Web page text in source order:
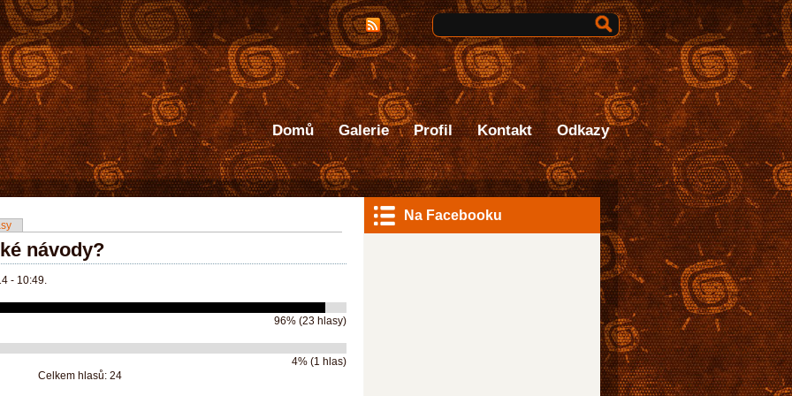
Přejít k hlavnímu obsahu
Domů Galerie Profil Kontakt Odkazy
návody?
- 10:49.
96% (23 hlasy)
4% (1 hlas)
Celkem hlasů: 24
Na Facebooku